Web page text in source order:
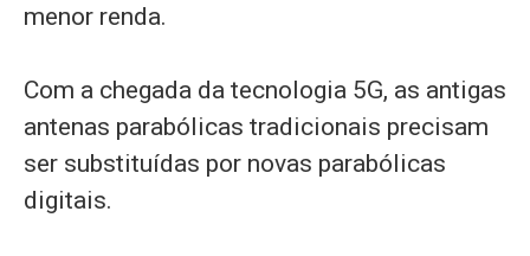
menor renda.
Com a chegada da tecnologia 5G, as antigas
antenas parabólicas tradicionais precisam
ser substituídas por novas parabólicas
digitais.